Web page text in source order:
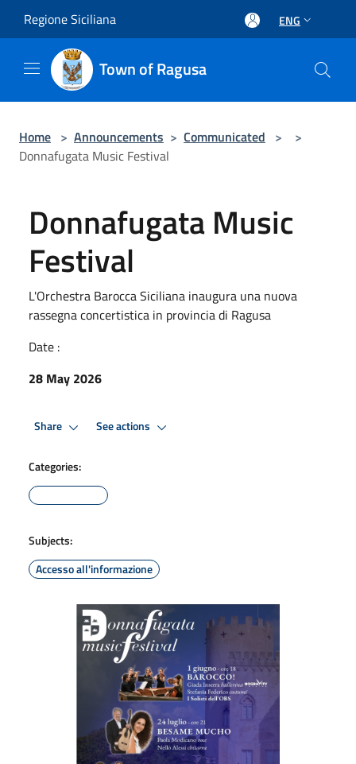
Regione Siciliana ENG
Town of Ragusa
Home > Announcements > Communicated >
>
Donnafugata Music Festival
Donnafugata Music
Festival
L'Orchestra Barocca Siciliana inaugura una nuova
rassegna concertistica in provincia di Ragusa
Date :
28 May 2026
Share See actions
Categories:
Subjects:
Accesso all'informazione